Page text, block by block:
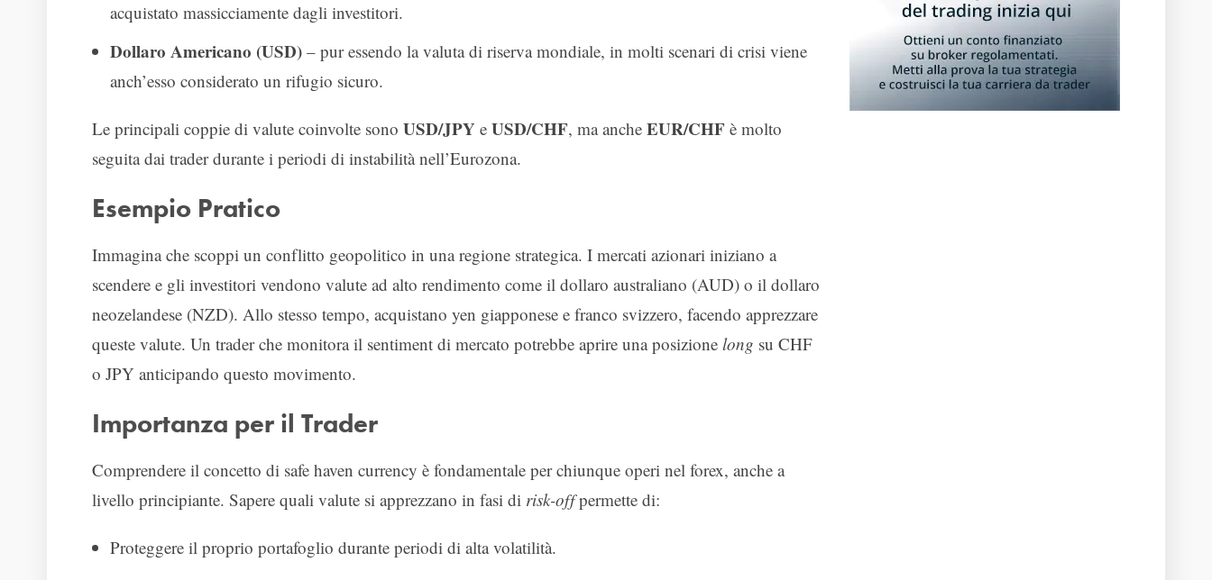
acquistato massicciamente dagli investitori.
Dollaro Americano (USD) – pur essendo la valuta di riserva mondiale, in molti scenari di crisi viene
anch’esso considerato un rifugio sicuro.
Le principali coppie di valute coinvolte sono USD/JPY e USD/CHF, ma anche EUR/CHF è molto
seguita dai trader durante i periodi di instabilità nell’Eurozona.
Esempio Pratico
Immagina che scoppi un conflitto geopolitico in una regione strategica. I mercati azionari iniziano a
scendere e gli investitori vendono valute ad alto rendimento come il dollaro australiano (AUD) o il dollaro
neozelandese (NZD). Allo stesso tempo, acquistano yen giapponese e franco svizzero, facendo apprezzare
queste valute. Un trader che monitora il sentiment di mercato potrebbe aprire una posizione long su CHF
o JPY anticipando questo movimento.
Importanza per il Trader
Comprendere il concetto di safe haven currency è fondamentale per chiunque operi nel forex, anche a
livello principiante. Sapere quali valute si apprezzano in fasi di risk-offpermette di:
Proteggere il proprio portafoglio durante periodi di alta volatilità.